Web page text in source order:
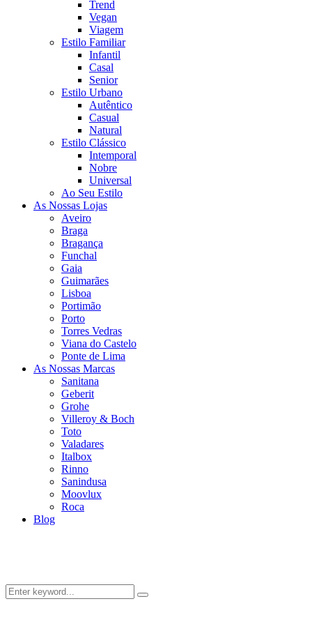
Trend
Vegan
Viagem
Estilo Familiar
Infantil
Casal
Senior
Estilo Urbano
Autêntico
Casual
Natural
Estilo Clássico
Intemporal
Nobre
Universal
Ao Seu Estilo
As Nossas Lojas
Aveiro
Braga
Bragança
Funchal
Gaia
Guimarães
Lisboa
Portimão
Porto
Torres Vedras
Viana do Castelo
Ponte de Lima
As Nossas Marcas
Sanitana
Geberit
Grohe
Villeroy & Boch
Toto
Valadares
Italbox
Rinno
Sanindusa
Moovlux
Roca
Blog